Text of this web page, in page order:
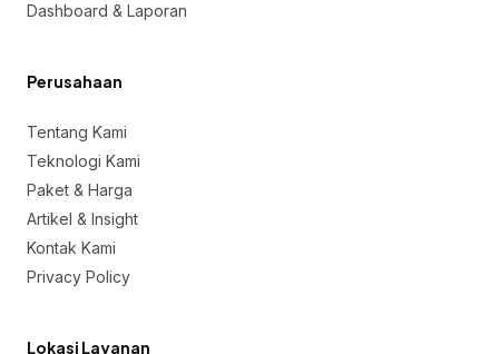
Dashboard & Laporan
Perusahaan
Tentang Kami
Teknologi Kami
Paket & Harga
Artikel & Insight
Kontak Kami
Privacy Policy
Lokasi Layanan